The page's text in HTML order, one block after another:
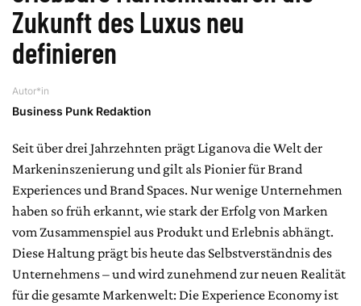
Zukunft des Luxus neu
definieren
Autor*in
Business Punk Redaktion
Seit über drei Jahrzehnten prägt Liganova die Welt der
Markeninszenierung und gilt als Pionier für Brand
Experiences und Brand Spaces. Nur wenige Unternehmen
haben so früh erkannt, wie stark der Erfolg von Marken
vom Zusammenspiel aus Produkt und Erlebnis abhängt.
Diese Haltung prägt bis heute das Selbstverständnis des
Unternehmens – und wird zunehmend zur neuen Realität
für die gesamte Markenwelt: Die Experience Economy ist